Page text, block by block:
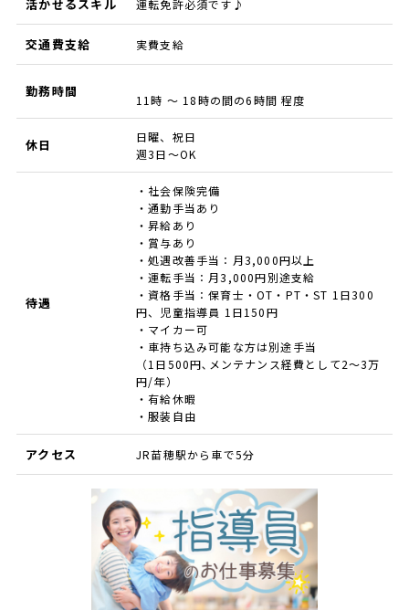
活かせるスキル 運転免許必須です♪
交通費支給 実費支給
勤務時間
11時 ～ 18時の間の6時間 程度
休日
日曜、祝日
週3日～OK
待遇
・社会保険完備
・通勤手当あり
・昇給あり
・賞与あり
・処遇改善手当：月3,000円以上
・運転手当：月3,000円別途支給
・資格手当：保育士・OT・PT・ST 1日300
円、児童指導員 1日150円
・マイカー可
・車持ち込み可能な方は別途手当
（1日500円､メンテナンス経費として2〜3万
円/年）
・有給休暇
・服装自由
アクセス JR苗穂駅から車で5分